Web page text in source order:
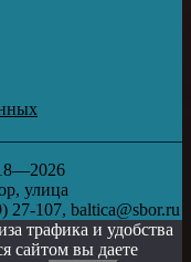
улица
27-107, baltica@sbor.ru
трафика и удобства
сайтом вы даете